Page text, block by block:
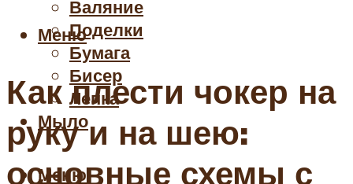
Валяние
Поделки
Бумага
Бисер
Лепка
Мыло
Меню
Меню
Как плести чокер на
руку и на шею:
основные схемы с